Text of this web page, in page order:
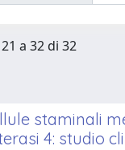
a 32 di 32
staminali
4: studio